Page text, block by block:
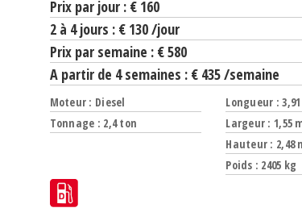
Prix par jour : € 160
2 à 4 jours : € 130 /jour
Prix par semaine : € 580
A partir de 4 semaines : € 435 /semaine
Moteur : Diesel
Tonnage : 2,4 ton
Longueur :
Largeur : 1,55
Hauteur : 2,48
Poids : 2405 kg